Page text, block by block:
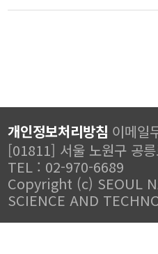
개인정보처리방침 이메일
[01811] 서울 노원구 공
TEL : 02-970-6689
Copyright (c) SEOUL
SCIENCE AND